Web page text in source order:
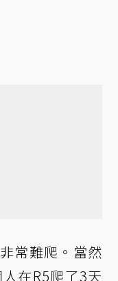
常難爬。當然
在R5爬了3天